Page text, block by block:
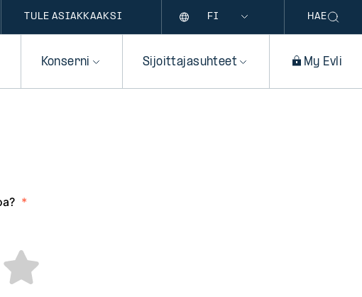
TULE ASIAKKAAKSI HAE
Konserni Sijoittajasuhteet My Evli